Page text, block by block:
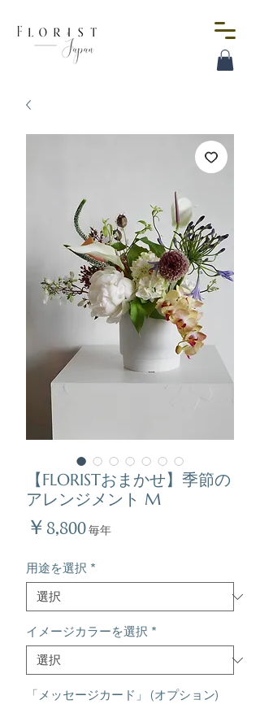
【FLORISTおまかせ】季節の
アレンジメント M
￥8,800価
毎年
用途を選択 *
イメージカラーを選択 *
「メッセージカード」 (オプション)